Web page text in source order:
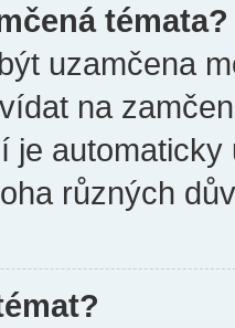
témata?
uzamčena
na
je
různých